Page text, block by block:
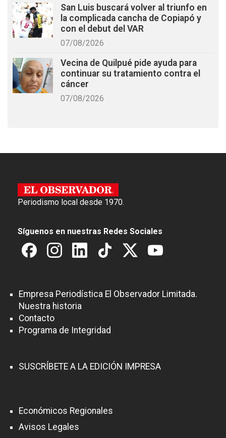
San Luis buscará volver al triunfo en
la complicada cancha de Copiapó y
con el debut del VAR
07/08/2026
Vecina de Quilpué pide ayuda para
continuar su tratamiento contra el
cáncer
07/08/2026
Periodismo local desde 1970.
Síguenos en nuestras Redes Sociales
Empresa Periodística El Observador Limitada.
Nuestra historia
Contacto
Programa de Integridad
SUSCRÍBETE A LA EDICIÓN IMPRESA
Económicos Regionales
Avisos Legales